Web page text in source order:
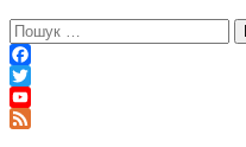
Пошук:
Facebook
Twitter
YouTube